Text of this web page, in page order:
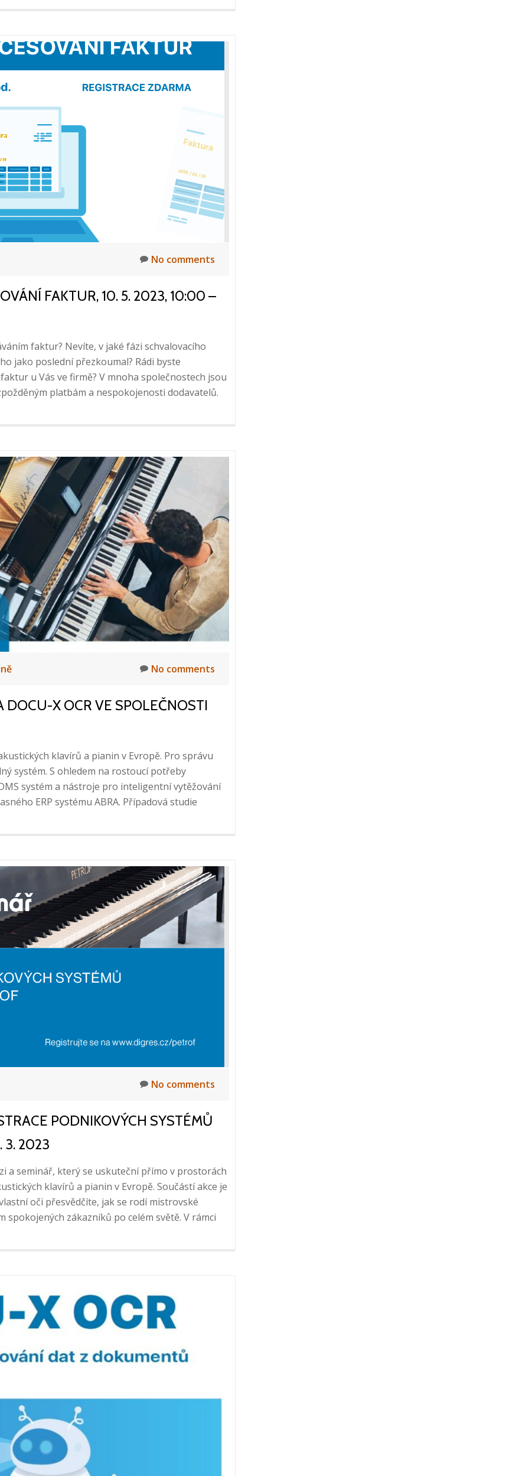
jsme
pořádali
ICT
informační
No comments
FAKTUR, 10. 5. 2023, 10:00 –
faktur? Nevíte, v jaké fázi schvalovacího
jako poslední přezkoumal? Rádi byste
u Vás ve firmě? V mnoha společnostech jsou
platbám a nespokojenosti dodavatelů.
No comments
DOCU-X OCR VE SPOLEČNOSTI
klavírů a pianin v Evropě. Pro správu
systém. S ohledem na rostoucí potřeby
systém a nástroje pro inteligentní vytěžování
ERP systému ABRA. Případová studie
No comments
PODNIKOVÝCH SYSTÉMŮ
3. 2023
a seminář, který se uskuteční přímo v prostorách
klavírů a pianin v Evropě. Součástí akce je
oči přesvědčíte, jak se rodí mistrovské
zákazníků po celém světě. V rámci